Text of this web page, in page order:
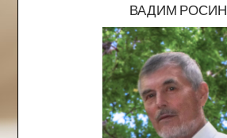
ВАДИМ РОСИН